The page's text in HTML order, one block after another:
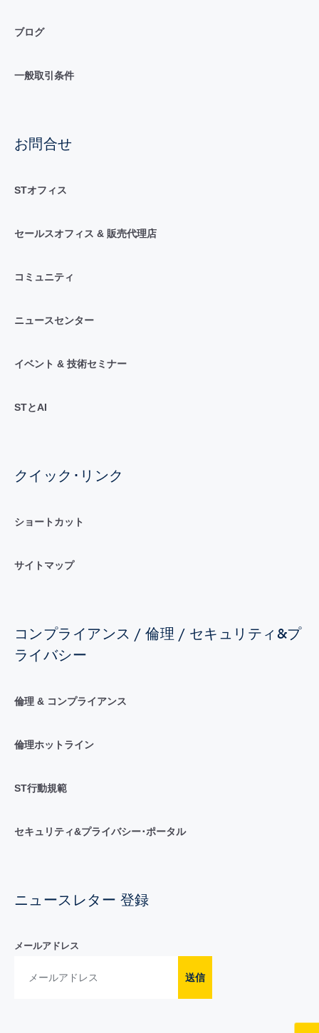
ブログ
一般取引条件
お問合せ
STオフィス
セールスオフィス & 販売代理店
コミュニティ
ニュースセンター
イベント & 技術セミナー
STとAI
クイック･リンク
ショートカット
サイトマップ
コンプライアンス / 倫理 / セキュリティ&プ
ライバシー
倫理 & コンプライアンス
倫理ホットライン
ST行動規範
セキュリティ&プライバシー･ポータル
ニュースレター 登録
メールアドレス
送信